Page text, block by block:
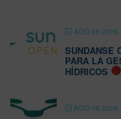
AGO 06 2026
SUNDANSE
PARA LA
HÍDRICOS
AGO 06 2026